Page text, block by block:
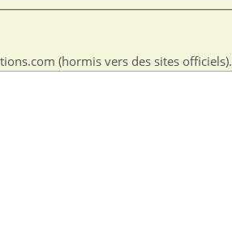
(hormis vers des sites officiels).